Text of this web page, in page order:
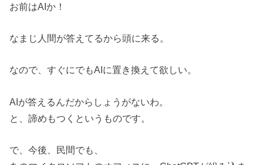
お前はAIか！
なまじ人間が答えてるから頭に来る。
なので、すぐにでもAIに置き換えて欲しい。
AIが答えるんだからしょうがないわ。
と、諦めもつくというものです。
で、今後、民間でも、